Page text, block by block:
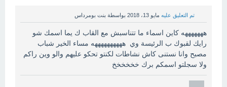
تم التعليق عليه مايو 13، 2018 بواسطة بنت بومرداس
هههههههه كاين اسماء ما تتناسبش مع القاب ك يما اسمك شو
رايك لقبوك ب الرئيسة وي ههههههههههه مساء الخير شباب
مصبح وانا نستنى كاش نشاطات لكنتو تحكو عليهم والو وين راكم
ولا سجلتو اسمكم برك خخخخخخ